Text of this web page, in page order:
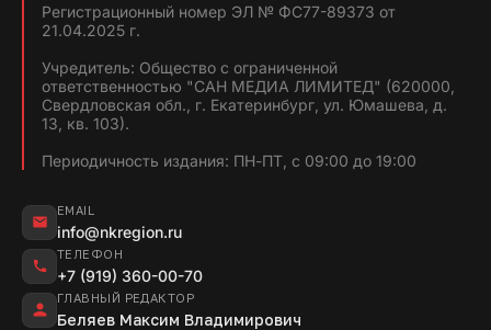
Регистрационный номер ЭЛ № ФС77-89373 от
21.04.2025 г.
Учредитель: Общество с ограниченной
ответственностью "САН МЕДИА ЛИМИТЕД" (620000,
Свердловская обл., г. Екатеринбург, ул. Юмашева, д.
13, кв. 103).
Периодичность издания: ПН-ПТ, с 09:00 до 19:00
EMAIL
info@nkregion.ru
ТЕЛЕФОН
+7 (919) 360-00-70
ГЛАВНЫЙ РЕДАКТОР
Беляев Максим Владимирович